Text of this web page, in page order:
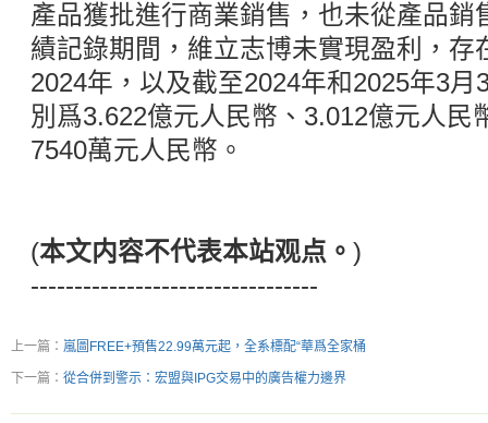
產品獲批進行商業銷售，也未從產品銷
績記錄期間，維立志博未實現盈利，存
2024年，以及截至2024年和2025年3
別爲3.622億元人民幣、3.012億元人民
7540萬元人民幣。
(本文内容不代表本站观点。 )
---------------------------------
上一篇： 嵐圖FREE+預售22.99萬元起，全系標配“華爲全家桶
下一篇： 從合併到警示：宏盟與IPG交易中的廣告權力邊界